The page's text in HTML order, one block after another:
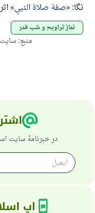
نگا: صفة صلاة النبي
نماز تراویح و شب قدر
منبع:
در خبرنامهٔ سایت
اپ